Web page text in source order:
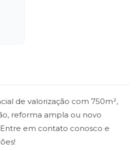
de valorização com 750m²,
reforma ampla ou novo
em contato conosco e